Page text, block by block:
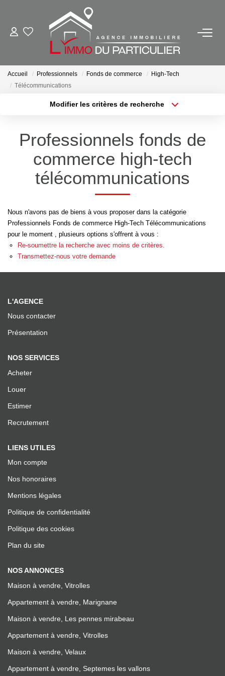
NOS BIENS EN VENTE
Ancien
Outils Financiers
NOS BIENS VENDUS
NOTRE AGENCE
Notre Équipe
Recrutement
Facebook
Accueil Professionnels Fonds de commerce
High-Tech
Télécommunications
Modifier les critères de recherche
Surface min Budget max
Professionnels fonds de
commerce high-tech
télécommunications
Nous n'avons pas de biens à vous proposer dans la catégorie
Professionnels Fonds de commerce High-Tech Télécommunications
pour le moment , plusieurs options s'offrent à vous :
Re-soumettre la recherche avec moins de critères.
Transmettez-nous votre demande
L'AGENCE
Nous contacter
Présentation
NOS SERVICES
Acheter
Louer
Estimer
Recrutement
LIENS UTILES
Mon compte
Nos honoraires
Mentions légales
Politique de confidentialité
Politique des cookies
Plan du site
NOS ANNONCES
Maison à vendre, Vitrolles
Appartement à vendre, Marignane
Maison à vendre, Les pennes mirabeau
Appartement à vendre, Vitrolles
Maison à vendre, Velaux
Appartement à vendre, Septemes les vallons